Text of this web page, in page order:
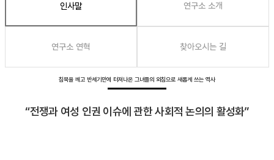
인사말 연구소 소개
연구소 연혁 찾아오시는 길
침묵을 깨고 반세기만에 터져나온 그녀들의 외침으로 새롭게 쓰는 역사
“전쟁과 여성 인권 이슈에 관한 사회적 논의의 활성화”